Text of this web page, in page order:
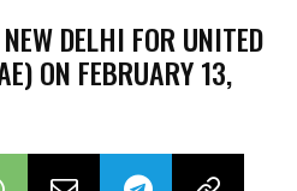
DELHI FOR UNITED
ON FEBRUARY 13,